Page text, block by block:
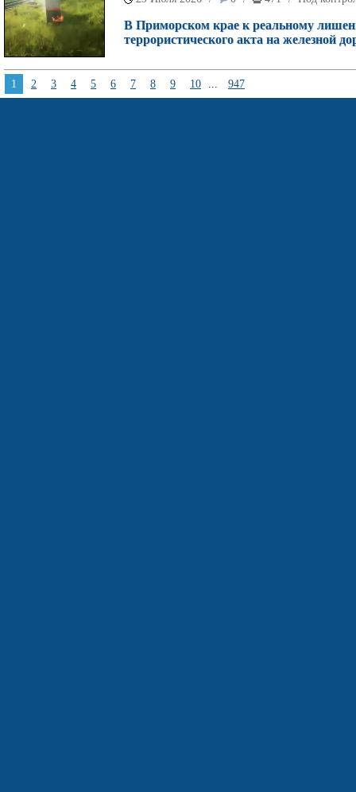
В Приморском крае к реальному
террористического акта на железной
1 2 3 4 5 6 7 8 9 10 ... 947